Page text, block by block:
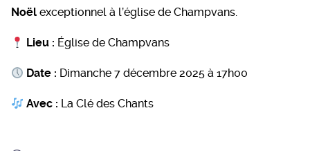
Noël exceptionnel à l’église de Champvans.
Lieu : Église de Champvans
Date : Dimanche 7 décembre 2025 à 17h00
Avec : La Clé des Chants